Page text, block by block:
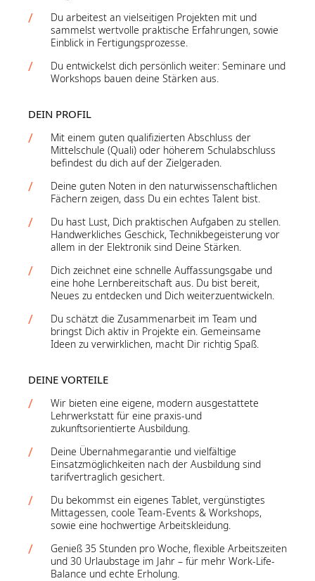
Du arbeitest an vielseitigen Projekten mit und
sammelst wertvolle praktische Erfahrungen, sowie
Einblick in Fertigungsprozesse.
Du entwickelst dich persönlich weiter: Seminare und
Workshops bauen deine Stärken aus.
DEIN PROFIL
Mit einem guten qualifizierten Abschluss der
Mittelschule (Quali) oder höherem Schulabschluss
befindest du dich auf der Zielgeraden.
Deine guten Noten in den naturwissenschaftlichen
Fächern zeigen, dass Du ein echtes Talent bist.
Du hast Lust, Dich praktischen Aufgaben zu stellen.
Handwerkliches Geschick, Technikbegeisterung vor
allem in der Elektronik sind Deine Stärken.
Dich zeichnet eine schnelle Auffassungsgabe und
eine hohe Lernbereitschaft aus. Du bist bereit,
Neues zu entdecken und Dich weiterzuentwickeln.
Du schätzt die Zusammenarbeit im Team und
bringst Dich aktiv in Projekte ein. Gemeinsame
Ideen zu verwirklichen, macht Dir richtig Spaß.
DEINE VORTEILE
Wir bieten eine eigene, modern ausgestattete
Lehrwerkstatt für eine praxis-und
zukunftsorientierte Ausbildung.
Deine Übernahmegarantie und vielfältige
Einsatzmöglichkeiten nach der Ausbildung sind
tarifvertraglich gesichert.
Du bekommst ein eigenes Tablet, vergünstigtes
Mittagessen, coole Team-Events & Workshops,
sowie eine hochwertige Arbeitskleidung.
Genieß 35 Stunden pro Woche, flexible Arbeitszeiten
und 30 Urlaubstage im Jahr – für mehr Work-Life-
Balance und echte Erholung.